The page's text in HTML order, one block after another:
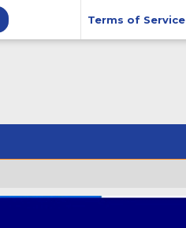
Terms of Service